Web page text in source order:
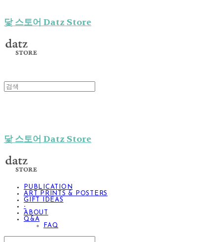
닻 스토어 Datz Store
닻 스토어 Datz Store
PUBLICATION
ART PRINTS & POSTERS
GIFT IDEAS
-
ABOUT
Q&A
FAQ